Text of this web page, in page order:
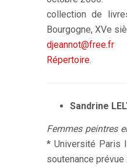
collection de
Bourgogne, XVe
djeannot@free.fr
Répertoire.
Sandrine
Femmes peintres
* Université Paris
soutenance prévue